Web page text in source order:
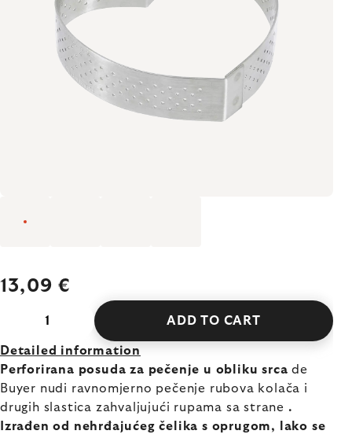
13,09 €
ADD TO CART
Perforirana posuda za pečenje u obliku srca de
Buyer nudi ravnomjerno pečenje rubova kolača i
drugih slastica zahvaljujući rupama sa strane .
Izrađen od nehrđajućeg čelika s oprugom,
lako se
Detailed information